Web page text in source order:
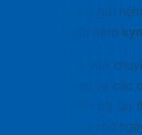
khỏi quy trình gửi
gửi nệm
Phía đơn vị vận
báo hải quan và
chỉ cần kiểm tra lại
được chốt và chờ